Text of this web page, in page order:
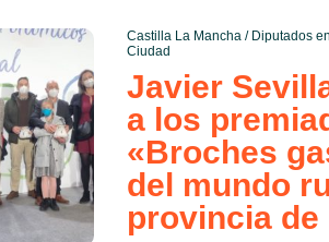
Castilla La Mancha/ Diputados
Ciudad
Javier
a los
«Broches
del mundo
provincia de